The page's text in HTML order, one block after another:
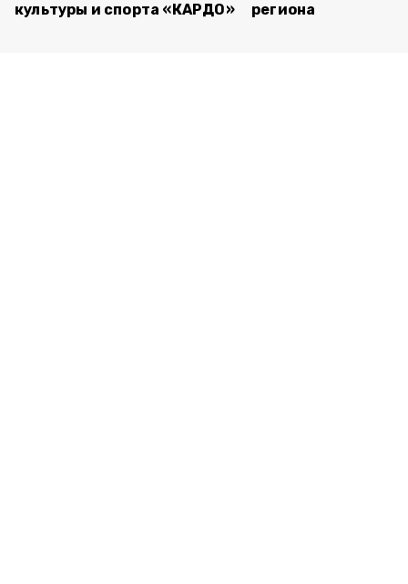
культуры и спорта «КАРДО»
региона